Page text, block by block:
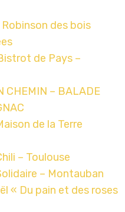
des bois
de Pays –
CHEMIN – BALADE
de la Terre
– Toulouse
– Montauban
« Du pain et des roses